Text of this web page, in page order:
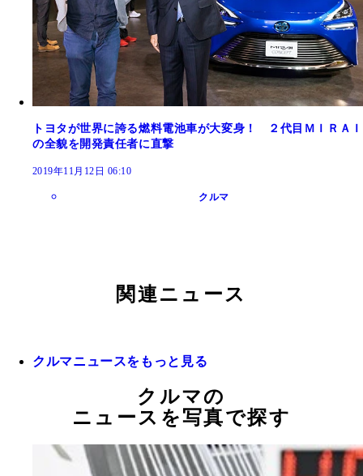
トヨタが世界に誇る燃料電池車が大変身！ ２代目ＭＩＲＡＩ
の全貌を開発責任者に直撃
2019年11月12日 06:10
クルマ
関連ニュース
クルマニュースをもっと見る
クルマの
ニュースを写真で探す